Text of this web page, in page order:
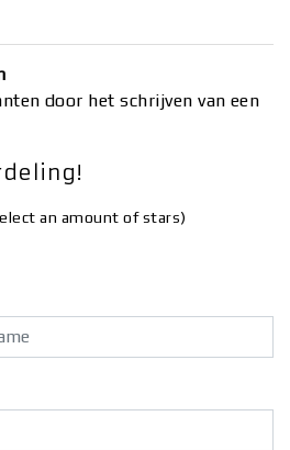
door het schrijven van een
an amount of stars)